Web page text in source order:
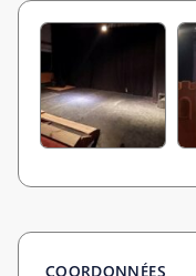
COORDONNÉES